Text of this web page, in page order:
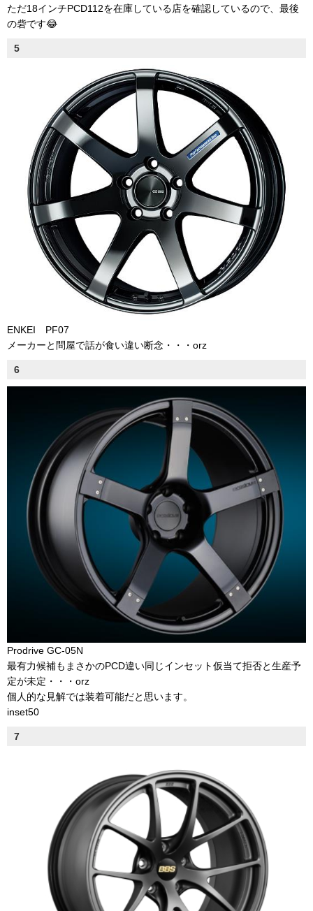
ただ18インチPCD112を在庫している店を確認しているので、最後
の砦です😂
5
ENKEI PF07
メーカーと問屋で話が食い違い断念・・・orz
6
Prodrive GC-05N
最有力候補もまさかのPCD違い同じインセット仮当て拒否と生産予
定が未定・・・orz
個人的な見解では装着可能だと思います。
inset50
7